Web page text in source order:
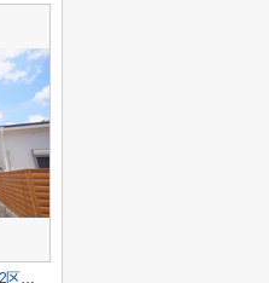
東大阪市南上小阪 【2号地/全2区画】